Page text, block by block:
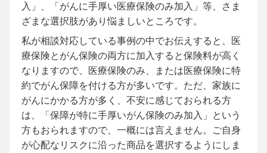
入」、「がんに手厚い医療保険のみ加入」等、さま
ざまな選択肢があり悩ましいところです。
私が相談対応している事例の中でお伝えすると、医
療保険とがん保険の両方に加入すると保険料が高く
なりますので、医療保険のみ、または医療保険に特
約でがん保障を付ける方が多いです。ただ、家族に
がんにかかる方が多く、不安に感じておられる方
は、「保障が特に手厚いがん保険のみ加入」という
方もおられますので、一概には言えません。ご自身
が心配なリスクに沿った商品を選択するようにしま